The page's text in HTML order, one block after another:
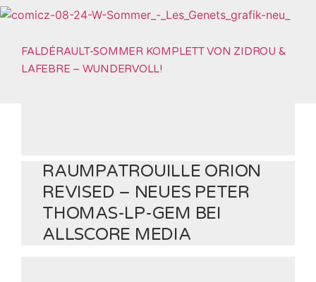
FALDÉRAULT-SOMMER KOMPLETT VON ZIDROU &
LAFEBRE – WUNDERVOLL!
RAUMPATROUILLE ORION
REVISED – NEUES PETER
THOMAS-LP-GEM BEI
ALLSCORE MEDIA